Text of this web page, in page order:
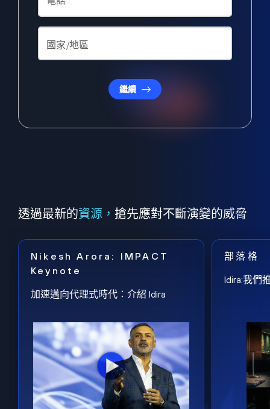
繼續
透過最新的資源， 搶先應對不斷演變的威脅
Nikesh Arora: IMPACT
Keynote
加速邁向代理式時代：介紹 Idira
部落格
Idira:我們